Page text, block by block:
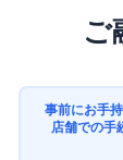
ご
事前にお手
店舗での手